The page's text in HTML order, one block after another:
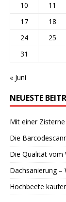
10
11
17
18
24
25
31
« Juni
NEUESTE
Mit einer
Die
Die Qualität vom
Dachsanierung –
Hochbeete